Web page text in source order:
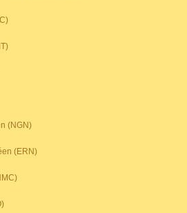
(NGN)
(ERN)